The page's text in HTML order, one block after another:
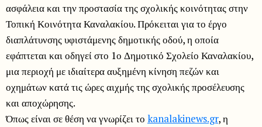
ασφάλεια και την προστασία της σχολικής κοινότητας στην
Τοπική Κοινότητα Καναλακίου. Πρόκειται για το έργο
διαπλάτυνσης υφιστάμενης δημοτικής οδού, η οποία
εφάπτεται και οδηγεί στο 1ο Δημοτικό Σχολείο Καναλακίου,
μια περιοχή με ιδιαίτερα αυξημένη κίνηση πεζών και
οχημάτων κατά τις ώρες αιχμής της σχολικής προσέλευσης
και αποχώρησης.
Όπως είναι σε θέση να γνωρίζει το kanalakinews.gr, η